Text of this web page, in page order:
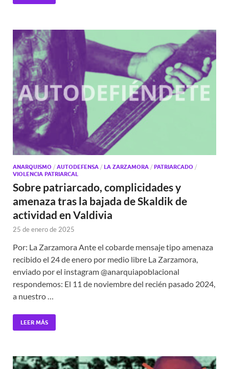
ANARQUISMO / AUTODEFENSA / LA ZARZAMORA / PATRIARCADO /
VIOLENCIA PATRIARCAL
Sobre patriarcado, complicidades y
amenaza tras la bajada de Skaldik de
actividad en Valdivia
25 de enero de 2025
Por: La Zarzamora Ante el cobarde mensaje tipo amenaza
recibido el 24 de enero por medio libre La Zarzamora,
enviado por el instagram @anarquiapoblacional
respondemos: El 11 de noviembre del recién pasado 2024,
a nuestro …
LEER MÁS